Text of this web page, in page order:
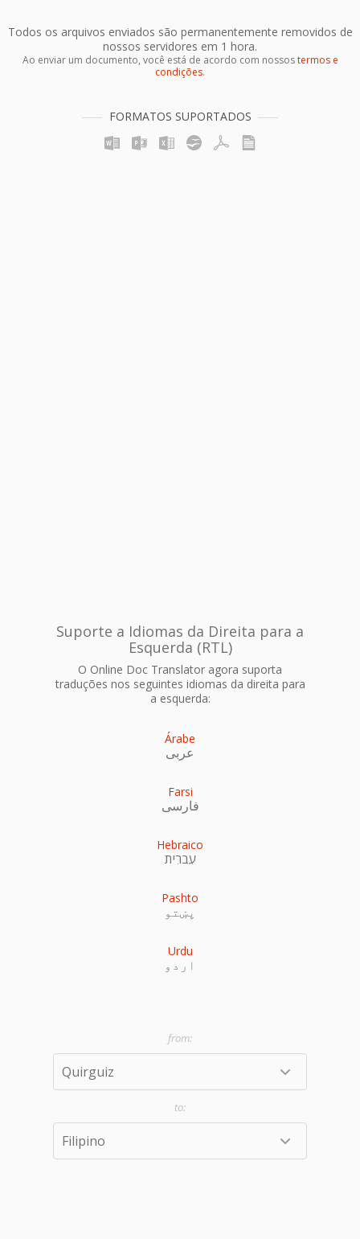
Todos os arquivos enviados são permanentemente removidos de
nossos servidores em 1 hora.
Ao enviar um documento, você está de acordo com nossostermos e
condições.
FORMATOS SUPORTADOS
Suporte a Idiomas da Direita para a
Esquerda (RTL)
O Online Doc Translator agora suporta
traduções nos seguintes idiomas da direita para
a esquerda:
Árabe
عربى
Farsi
فارسی
Hebraico
עִברִית
Pashto
پښتو
Urdu
اردو